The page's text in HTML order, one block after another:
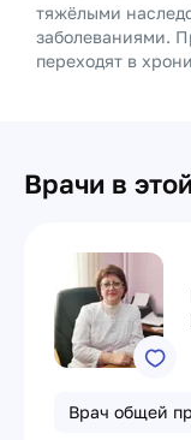
тяжёлыми
заболеваниями.
переходят в
Врачи в
Врач общей